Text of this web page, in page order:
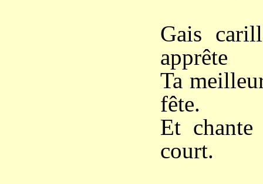
Gais
apprête
Ta
fête.
Et
court.